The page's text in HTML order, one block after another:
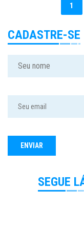
1
CADASTRE-SE
SEGUE